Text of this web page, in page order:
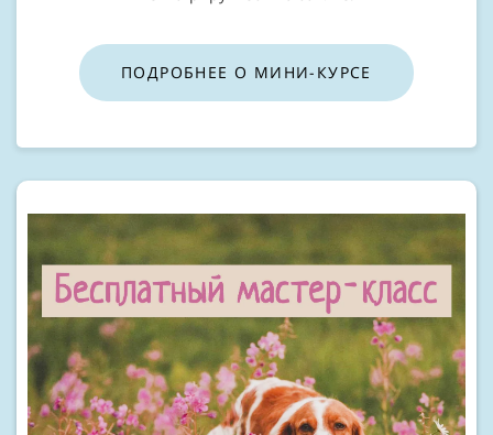
ПОДРОБНЕЕ О МИНИ-КУРСЕ